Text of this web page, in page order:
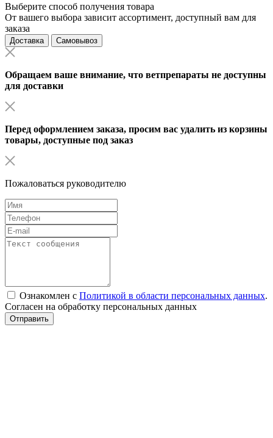
Выберите способ получения товара
От вашего выбора зависит ассортимент, доступный вам для
заказа
Доставка Самовывоз
Обращаем ваше внимание, что ветпрепараты не доступны
для доставки
Перед оформлением заказа, просим вас удалить из корзины
товары, доступные под заказ
Пожаловаться руководителю
Ознакомлен с Политикой в области персональных данных.
Согласен на обработку персональных данных
Отправить